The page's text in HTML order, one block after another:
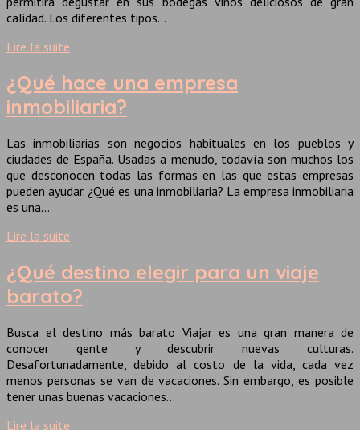
calidad. Los diferentes tipos…
Lire la suite
¿Qué hace una empresa
inmobiliaria?
Las inmobiliarias son negocios habituales en los pueblos y
ciudades de España. Usadas a menudo, todavía son muchos los
que desconocen todas las formas en las que estas empresas
pueden ayudar. ¿Qué es una inmobiliaria? La empresa inmobiliaria
es una…
Lire la suite
¿Qué destino elegir para un viaje
barato?
Busca el destino más barato Viajar es una gran manera de
conocer gente y descubrir nuevas culturas.
Desafortunadamente, debido al costo de la vida, cada vez
menos personas se van de vacaciones. Sin embargo, es posible
tener unas buenas vacaciones…
Lire la suite